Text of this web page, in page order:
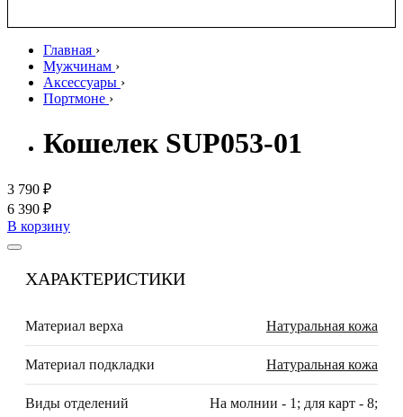
Главная ›
Мужчинам ›
Аксессуары ›
Портмоне ›
Кошелек SUP053-01
3 790 ₽
6 390 ₽
В корзину
ХАРАКТЕРИСТИКИ
Материал верха Натуральная кожа
Материал подкладки Натуральная кожа
Виды отделений На молнии - 1; для карт - 8;